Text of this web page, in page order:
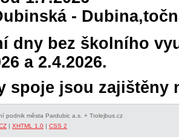
-
dny bez školního
a 2.4.2026.
spoje jsou zajištěny
podnik města Pardubic a.s. + Trolejbus.cz
| XHTML 1.0 | CSS 2